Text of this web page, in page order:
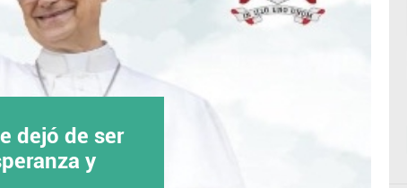
dejó de ser
y